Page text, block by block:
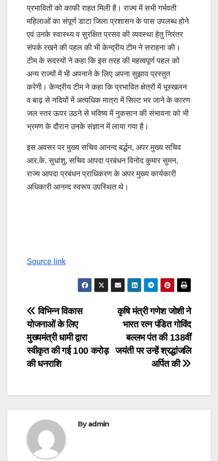
प्रभावितों को काफी राहत मिली है। राज्य में सभी गर्भवती
महिलाओं का संपूर्ण डाटा जिला प्रशासन के पास उपलब्ध होने
एवं उनके स्वास्थ्य व सुरक्षित प्रसव की व्यवस्था हेतु निरंतर
संपर्क रखने की पहल की भी केन्द्रीय टीम ने सराहना की।
टीम के सदस्यों ने कहा कि इस तरह की महत्वपूर्ण पहल को
अन्य राज्यों में भी अपनाने के लिए अपना सुझाव प्रस्तुत
करेगी। केन्द्रीय टीम ने कहा कि प्रभावित क्षेत्रों में भूस्खलन
व बाढ़ से नदियों में अत्यधिक मात्रा में सिल्ट भर जाने के कारण
जल स्तर ऊपर उठने से भविष्य में नुकसान की संभावना को भी
भ्रमण के दौरान उनके संज्ञान में लाया गया है।
इस अवसर पर मुख्य सचिव आनन्द बर्द्धन, अपर मुख्य सचिव
आर.के. सुधांशु, सचिव आपदा प्रबंधन विनोद कुमार सुमन,
राज्य आपदा प्रबंधन प्राधिकरण के अपर मुख्य कार्यकारी
अधिकारी आनन्द स्वरूप उपस्थित थे।
navigation
Source link
Post
navigation
कृषि मंत्री गणेश जोशी ने
भारत रत्न पंडित गोविंद
बल्लभ पंत की 138वीं
जयंती पर उन्हें श्रद्धांजलि
अर्पित की
विभिन्न विकास
योजनाओं के लिए
मुख्यमंत्री धामी द्वारा
स्वीकृत की गई 100 करोड़
की धनराशि
Byadmin